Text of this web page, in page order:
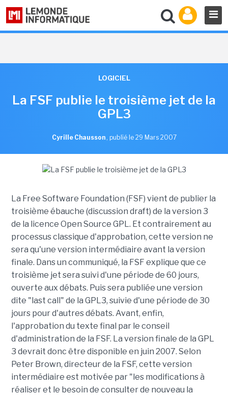
LOGICIEL
La FSF publie le troisième jet de la
GPL3
Cyrille Chausson , publié le 29 Mars 2007
La Free Software Foundation (FSF) vient de publier la
troisième ébauche (discussion draft) de la version 3
de la licence Open Source GPL. Et contrairement au
processus classique d'approbation, cette version ne
sera qu'une version intermédiaire avant la version
finale. Dans un communiqué, la FSF explique que ce
troisième jet sera suivi d'une période de 60 jours,
ouverte aux débats. Puis sera publiée une version
dite "last call" de la GPL3, suivie d'une période de 30
jours pour d'autres débats. Avant, enfin,
l'approbation du texte final par le conseil
d'administration de la FSF. La version finale de la GPL
3 devrait donc être disponible en juin 2007. Selon
Peter Brown, directeur de la FSF, cette version
intermédiaire est motivée par "les modifications à
réaliser et le besoin de consulter de nouveau la